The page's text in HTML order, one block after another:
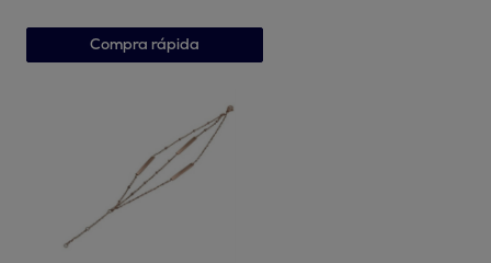
Compra rápida